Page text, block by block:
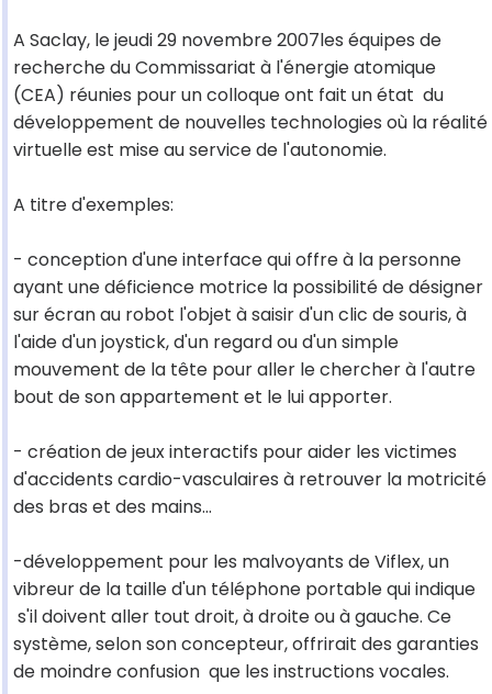
A Saclay, le jeudi 29 novembre 2007les équipes de
recherche du Commissariat à l'énergie atomique
(CEA) réunies pour un colloque ont fait un état du
développement de nouvelles technologies où la réalité
virtuelle est mise au service de l'autonomie.
A titre d'exemples:
- conception d'une interface qui offre à la personne
ayant une déficience motrice la possibilité de désigner
sur écran au robot l'objet à saisir d'un clic de souris, à
l'aide d'un joystick, d'un regard ou d'un simple
mouvement de la tête pour aller le chercher à l'autre
bout de son appartement et le lui apporter.
- création de jeux interactifs pour aider les victimes
d'accidents cardio-vasculaires à retrouver la motricité
des bras et des mains...
-développement pour les malvoyants de Viflex, un
vibreur de la taille d'un téléphone portable qui indique
s'il doivent aller tout droit, à droite ou à gauche. Ce
système, selon son concepteur, offrirait des garanties
de moindre confusion que les instructions vocales.